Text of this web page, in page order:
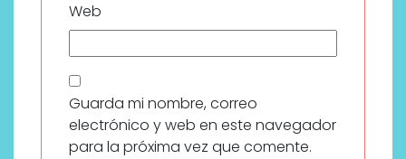
Web
Guarda mi nombre, correo
electrónico y web en este navegador
para la próxima vez que comente.